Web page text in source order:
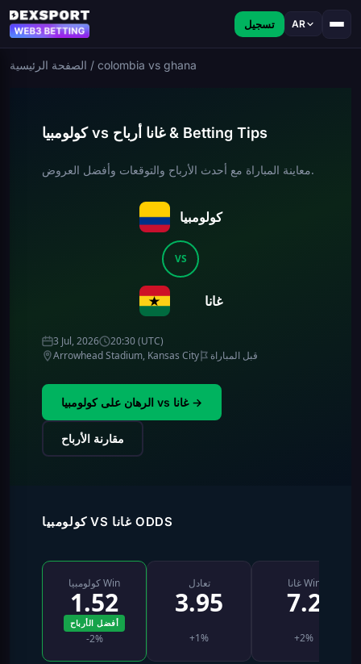
تسجيل AR
الصفحة الرئيسية / colombia vs ghana
كولومبيا vs غانا أرباح & Betting Tips
معاينة المباراة مع أحدث الأرباح والتوقعات وأفضل العروض.
كولومبيا
VS
غانا
3 Jul, 2026
20:30 (UTC)
Arrowhead Stadium, Kansas City
قبل المباراة
الرهان على كولومبيا vs غانا →
مقارنة الأرباح
كولومبيا VS غانا ODDS
كولومبيا Win
1.52
أفضل الأرباح
-2%
تعادل
3.95
+1%
غانا Win
7.2
+2%